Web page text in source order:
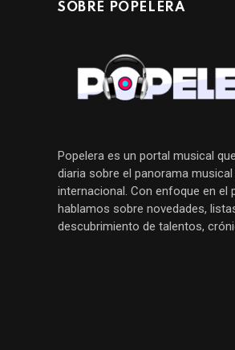
SOBRE POPELERA
Popelera es un portal musical
diaria sobre el panorama
internacional. Con enfoque en el
hablamos sobre novedades,
descubrimiento de talentos,